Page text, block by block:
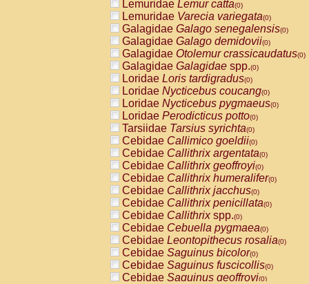
Lemuridae Lemur catta(0)
Lemuridae Varecia variegata(0)
Galagidae Galago senegalensis(0)
Galagidae Galago demidovii(0)
Galagidae Otolemur crassicaudatus(0)
Galagidae Galagidae spp.(0)
Loridae Loris tardigradus(0)
Loridae Nycticebus coucang(0)
Loridae Nycticebus pygmaeus(0)
Loridae Perodicticus potto(0)
Tarsiidae Tarsius syrichta(0)
Cebidae Callimico goeldii(0)
Cebidae Callithrix argentata(0)
Cebidae Callithrix geoffroyi(0)
Cebidae Callithrix humeralifer(0)
Cebidae Callithrix jacchus(0)
Cebidae Callithrix penicillata(0)
Cebidae Callithrixspp.(0)
Cebidae Cebuella pygmaea(0)
Cebidae Leontopithecus rosalia(0)
Cebidae Saguinus bicolor(0)
Cebidae Saguinus fuscicollis(0)
Cebidae Saguinus geoffroyi(0)